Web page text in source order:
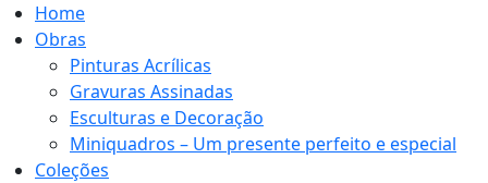
Home
Obras
Pinturas Acrílicas
Gravuras Assinadas
Esculturas e Decoração
Miniquadros – Um presente perfeito e especial
Coleções